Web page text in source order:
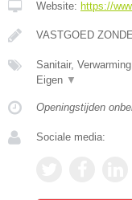
Website: https://
VASTGOED
Sanitair,
Eigen ▼
Openingstijden
Sociale media: